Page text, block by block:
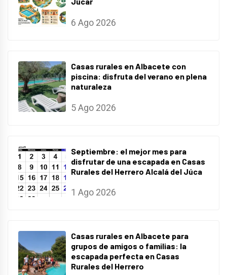
6 Ago 2026
Casas rurales en Albacete con
piscina: disfruta del verano en plena
naturaleza
5 Ago 2026
Septiembre: el mejor mes para
disfrutar de una escapada en Casas
Rurales del Herrero Alcalá del Júca
1 Ago 2026
Casas rurales en Albacete para
grupos de amigos o familias: la
escapada perfecta en Casas
Rurales del Herrero